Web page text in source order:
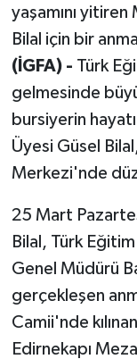
yaşamını
Bilal için bir
(İGFA) - Türk
gelmesinde
bursiyerin
Üyesi Güsel
Merkezi'nde
25 Mart
Bilal, Türk
Genel Müdürü
gerçekleşen
Camii'nde
Edirnekapı
Teknoloji
Yaşam